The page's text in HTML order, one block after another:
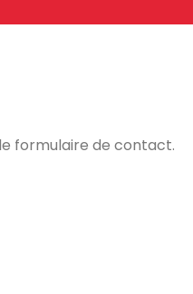
formulaire de contact.